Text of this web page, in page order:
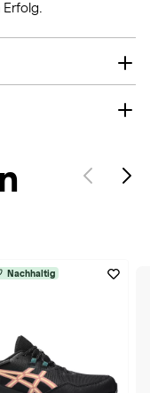
Nachhaltig